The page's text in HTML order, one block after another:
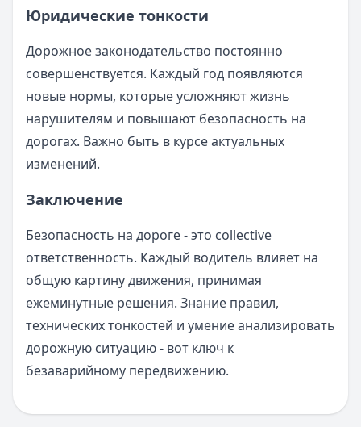
Юридические тонкости
Дорожное законодательство постоянно
совершенствуется. Каждый год появляются
новые нормы, которые усложняют жизнь
нарушителям и повышают безопасность на
дорогах. Важно быть в курсе актуальных
изменений.
Заключение
Безопасность на дороге - это collective
ответственность. Каждый водитель влияет на
общую картину движения, принимая
ежеминутные решения. Знание правил,
технических тонкостей и умение анализировать
дорожную ситуацию - вот ключ к
безаварийному передвижению.